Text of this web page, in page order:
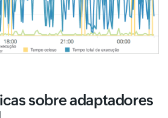
sobre adaptadores